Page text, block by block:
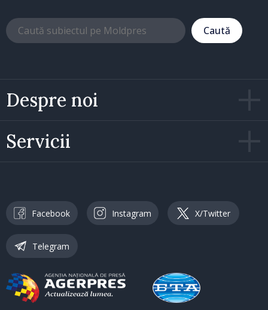
Despre noi
Servicii
Caută
Facebook Instagram X/Twitter
Telegram